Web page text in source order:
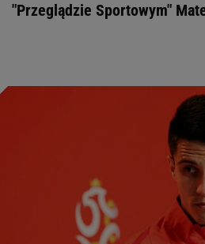
"Przeglądzie Sportowym"